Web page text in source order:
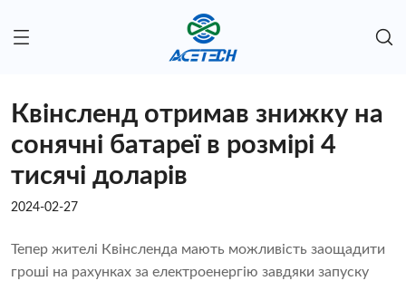
Квінсленд отримав знижку на
сонячні батареї в розмірі 4
тисячі доларів
2024-02-27
Тепер жителі Квінсленда мають можливість заощадити
гроші на рахунках за електроенергію завдяки запуску